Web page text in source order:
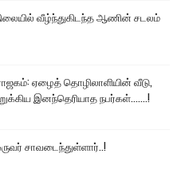
வீழ்ந்துகிடந்த ஆணின் சடலம்
ஏழைத் தொழிலாளியின் வீடு,
இனந்தெரியாத நபர்கள்.......!
சாவடைந்துள்ளார்..!